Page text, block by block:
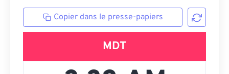
Copier dans le presse-papiers
MDT